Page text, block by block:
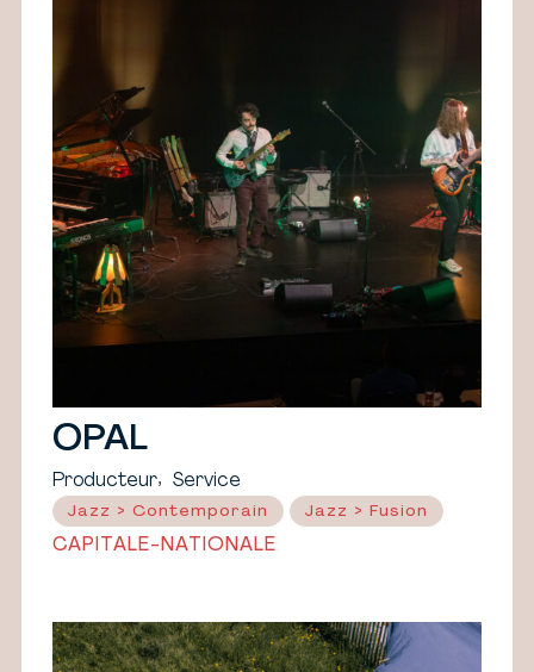
OPAL
Producteur, Service
Jazz > Contemporain Jazz > Fusion
CAPITALE-NATIONALE